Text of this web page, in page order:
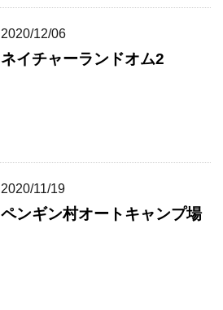
2020/12/06
ネイチャーランドオム2
2020/11/19
ペンギン村オートキャンプ場